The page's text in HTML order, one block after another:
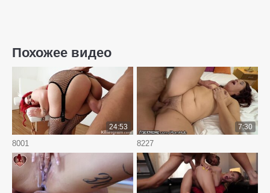
Похожее видео
8001
24:53
8227
7:30